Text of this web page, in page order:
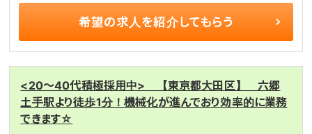
希望の求人を紹介してもらう
<20～40代積極採用中> 【東京都大田区】 六郷
土手駅より徒歩1分！機械化が進んでおり効率的に業務
できます☆